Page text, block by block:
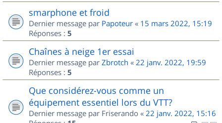
smarphone et froid
Dernier message par Papoteur « 15 mars 2022, 15:19
Réponses : 5
Chaînes à neige 1er essai
Dernier message par Zbrotch « 22 janv. 2022, 19:59
Réponses : 5
Que considérez-vous comme un
équipement essentiel lors du VTT?
Dernier message par Friserando « 22 janv. 2022, 15:16